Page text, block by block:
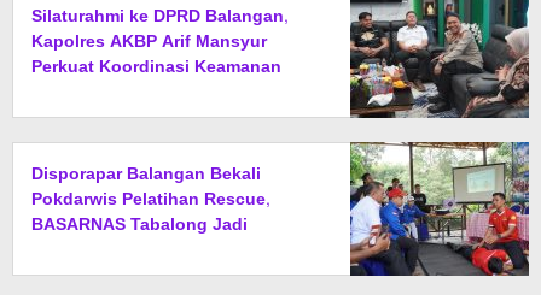
Silaturahmi ke DPRD Balangan,
Kapolres AKBP Arif Mansyur
Perkuat Koordinasi Keamanan
Disporapar Balangan Bekali
Pokdarwis Pelatihan Rescue,
BASARNAS Tabalong Jadi